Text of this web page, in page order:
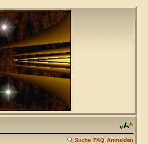
Suche FAQ Anmelden